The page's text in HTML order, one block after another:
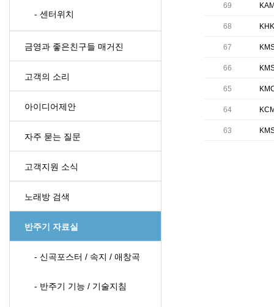
- 센터위치
금영과 좋은친구들 매거진
고객의 소리
아이디어제안
자주 묻는 질문
고객지원 소식
노래방 검색
반주기 자료실
- 신곡포스터 / 속지 / 애창곡
- 반주기 기능 / 기술지침
69
68
67
66
65
64
63